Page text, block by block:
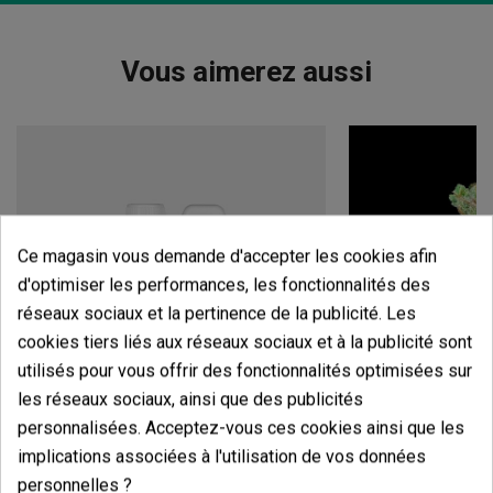
Vous aimerez aussi
Candy Tripack
(141)
Oreoz
Ce magasin vous demande d'accepter les cookies afin
d'optimiser les performances, les fonctionnalités des
réseaux sociaux et la pertinence de la publicité. Les
cookies tiers liés aux réseaux sociaux et à la publicité sont
utilisés pour vous offrir des fonctionnalités optimisées sur
les réseaux sociaux, ainsi que des publicités
personnalisées. Acceptez-vous ces cookies ainsi que les
implications associées à l'utilisation de vos données
personnelles ?